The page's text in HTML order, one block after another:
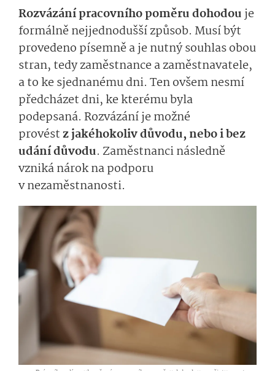
Rozvázání pracovního poměru dohodouje
formálně nejjednodušší způsob. Musí být
provedeno písemně a je nutný souhlas obou
stran, tedy zaměstnance a zaměstnavatele,
a to ke sjednanému dni. Ten ovšem nesmí
předcházet dni, ke kterému byla
podepsaná. Rozvázání je možné
provéstz jaké­hokoliv důvodu, nebo i bez
udání důvodu. Zaměstnanci následně
vzniká nárok na podporu
v nezaměstnanosti.